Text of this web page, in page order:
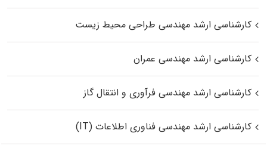
کارشناسی ارشد مهندسی طراحی محیط زیست
کارشناسی ارشد مهندسی عمران
کارشناسی ارشد مهندسی فرآوری و انتقال گاز
کارشناسی ارشد مهندسی فناوری اطلاعات (IT)